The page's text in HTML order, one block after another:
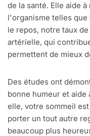
de la santé. Elle aide
l'organisme telles
le repos, notre taux
artérielle, qui
permettent de mieux
Des études ont
bonne humeur et aide
elle, votre sommeil
porter un tout autre
beaucoup plus